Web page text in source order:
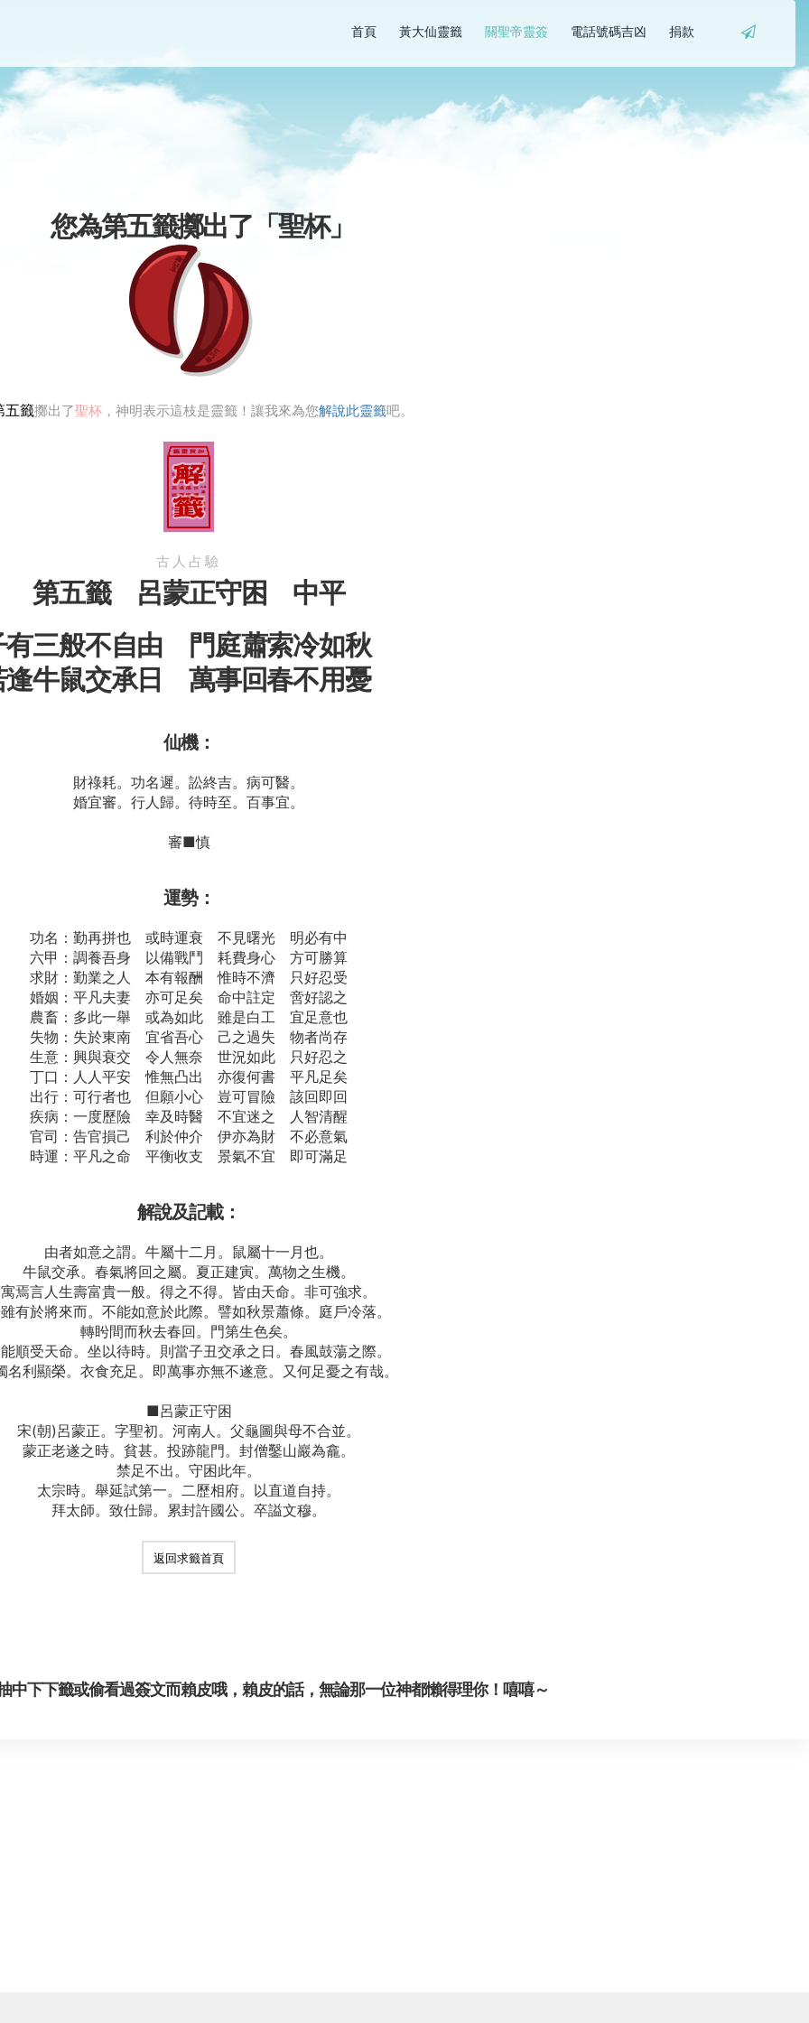
首頁 黃大仙靈籤 關聖帝靈簽 電話號碼吉凶 捐款
您為第五籤擲出了「聖杯」
五籤擲出了聖杯 ，神明表示這枝是靈籤！讓我來為您解說此靈籤吧。
古人占驗
第五籤 呂蒙正守困 中平
有三般不自由 門庭蕭索冷如秋
逢牛鼠交承日 萬事回春不用憂
仙機：
財祿耗。功名遲。訟終吉。病可醫。
婚宜審。行人歸。待時至。百事宜。
審■慎
運勢：
功名：勤再拼也 或時運衰 不見曙光 明必有中
六甲：調養吾身 以備戰鬥 耗費身心 方可勝算
求財：勤業之人 本有報酬 惟時不濟 只好忍受
婚姻：平凡夫妻 亦可足矣 命中註定 啻好認之
農畜：多此一舉 或為如此 雖是白工 宜足意也
失物：失於東南 宜省吾心 己之過失 物者尚存
生意：興與衰交 令人無奈 世況如此 只好忍之
丁口：人人平安 惟無凸出 亦復何書 平凡足矣
出行：可行者也 但願小心 豈可冒險 該回即回
疾病：一度歷險 幸及時醫 不宜迷之 人智清醒
官司：告官損己 利於仲介 伊亦為財 不必意氣
時運：平凡之命 平衡收支 景氣不宜 即可滿足
解說及記載：
由者如意之謂。牛屬十二月。鼠屬十一月也。
牛鼠交承。春氣將回之屬。夏正建寅。萬物之生機。
寓焉言人生壽富貴一般。得之不得。皆由天命。非可強求。
有於將來而。不能如意於此際。譬如秋景蕭條。庭戶冷落。
轉盻間而秋去春回。門第生色矣。
順受天命。坐以待時。則當子丑交承之日。春風鼓蕩之際。
名利顯榮。衣食充足。即萬事亦無不遂意。又何足憂之有哉。
■呂蒙正守困
宋(朝)呂蒙正。字聖初。河南人。父龜圖與母不合並。
蒙正老遂之時。貧甚。投跡龍門。封僧鑿山巖為龕。
禁足不出。守困此年。
太宗時。舉延試第一。二歷相府。以直道自持。
拜太師。致仕歸。累封許國公。卒謚文穆。
返回求籤首頁
中下下籤或偷看過簽文而賴皮哦，賴皮的話，無論那一位神都懶得理你！嘻嘻～